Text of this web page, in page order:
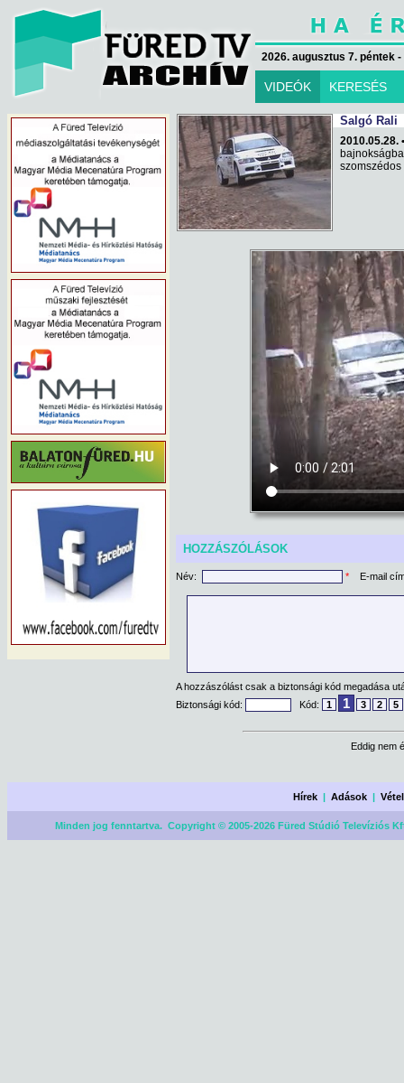
2026. augusztus 7. péntek
VIDEÓK KERESÉS
Salgó Rali
2010.05.28.
HOZZÁSZÓLÁSOK
Név: * E-mail
A hozzászólást csak a biztonsági kód megadása
Biztonsági kód:
Kód: 1 1 3 2 5
Eddig nem
Hírek |Adások |
Minden jog fenntartva. Copyright © 2005-2026 Füred Stúdió Televíziós